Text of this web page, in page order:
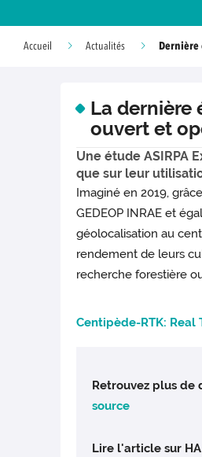
Accueil Actualités Dernière
La dernière
ouvert et
Une étude ASIRPA
que sur leur
Imaginé en 2019,
GEDEOP INRAE et
géolocalisation au
rendement de leurs
recherche forestière
Centipède-RTK: Real
Retrouvez plus de
source
Lire l'article sur